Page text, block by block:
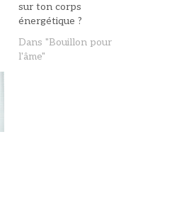
sur ton corps
énergétique ?
Dans "Bouillon pour
l'âme"